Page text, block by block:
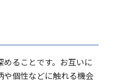
ることです。お互いに
個性などに触れる機会